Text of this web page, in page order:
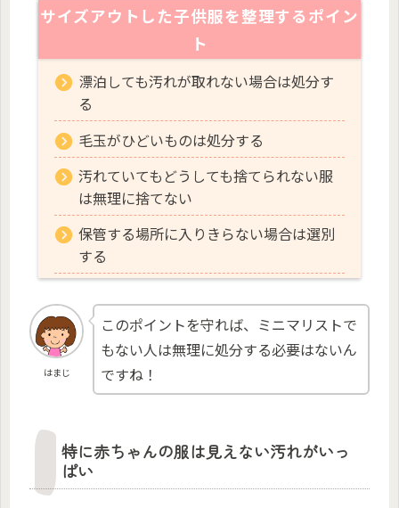
サイズアウトした子供服を整理するポイン
ト
漂泊しても汚れが取れない場合は処分す
る
毛玉がひどいものは処分する
汚れていてもどうしても捨てられない服
は無理に捨てない
保管する場所に入りきらない場合は選別
する
はまじ
このポイントを守れば、ミニマリストで
もない人は無理に処分する必要はないん
ですね！
特に赤ちゃんの服は見えない汚れがいっ
ぱい